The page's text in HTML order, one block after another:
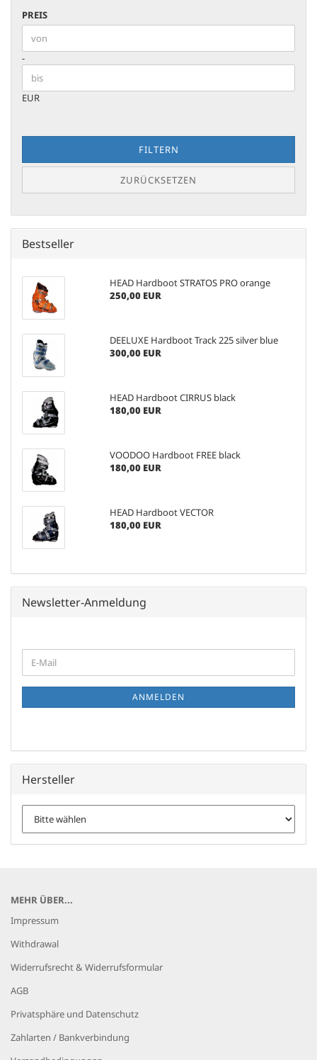
PREIS
PREIS
Preis bis
-
EUR
FILTERN
ZURÜCKSETZEN
Bestseller
HEAD Hardboot STRATOS PRO orange
250,00 EUR
DEELUXE Hardboot Track 225 silver blue
300,00 EUR
HEAD Hardboot CIRRUS black
180,00 EUR
VOODOO Hardboot FREE black
180,00 EUR
HEAD Hardboot VECTOR
180,00 EUR
Newsletter-Anmeldung
ZUR
NEWSLETTER-
E-
Mail
ANMELDEN
Hersteller
MEHR ÜBER...
Impressum
Withdrawal
Widerrufsrecht & Widerrufsformular
AGB
Privatsphäre und Datenschutz
Zahlarten / Bankverbindung